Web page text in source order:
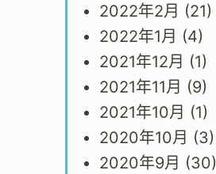
2022年2月 (21)
2022年1月 (4)
2021年12月 (1)
2021年11月 (9)
2021年10月 (1)
2020年10月 (3)
2020年9月 (30)